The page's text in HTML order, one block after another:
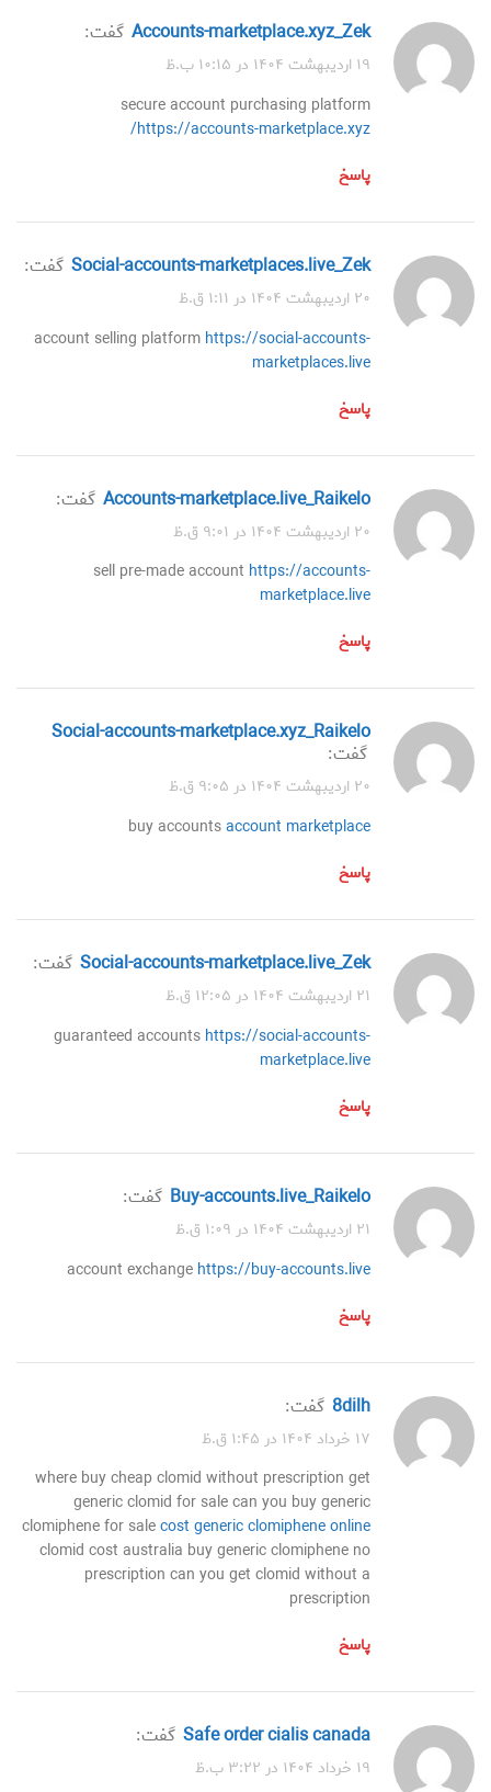
accounts-marketplace.xyz_Zek گفت:
۱۹ اردیبهشت ۱۴۰۴ در ۱۰:۱۵ ب.ظ
secure account purchasing platform
https://accounts-marketplace.xyz/
پاسخ
social-accounts-marketplaces.live_Zek گفت:
۲۰ اردیبهشت ۱۴۰۴ در ۱:۱۱ ق.ظ
account selling platform https://social-accounts-
marketplaces.live
پاسخ
accounts-marketplace.live_Raikelo گفت:
۲۰ اردیبهشت ۱۴۰۴ در ۹:۰۱ ق.ظ
sell pre-made account https://accounts-
marketplace.live
پاسخ
social-accounts-marketplace.xyz_Raikelo
گفت:
۲۰ اردیبهشت ۱۴۰۴ در ۹:۰۵ ق.ظ
buy accountsaccount marketplace
پاسخ
social-accounts-marketplace.live_Zek گفت:
۲۱ اردیبهشت ۱۴۰۴ در ۱۲:۰۵ ق.ظ
guaranteed accounts https://social-accounts-
marketplace.live
پاسخ
buy-accounts.live_Raikelo گفت:
۲۱ اردیبهشت ۱۴۰۴ در ۱:۰۹ ق.ظ
account exchange https://buy-accounts.live
پاسخ
8dilh گفت:
۱۷ خرداد ۱۴۰۴ در ۱:۴۵ ق.ظ
where buy cheap clomid without prescription get
generic clomid for sale can you buy generic
clomiphene for salecost generic clomiphene online
clomid cost australia buy generic clomiphene no
prescription can you get clomid without a
prescription
پاسخ
safe order cialis canada گفت:
۱۹ خرداد ۱۴۰۴ در ۳:۲۲ ب.ظ